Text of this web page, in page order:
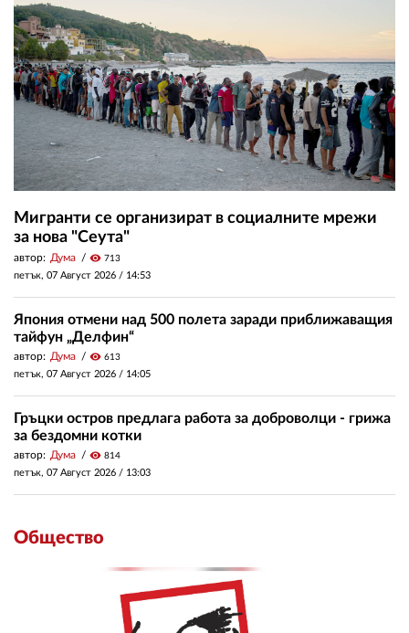
Мигранти се организират в социалните мрежи
за нова "Сеута"
автор: Дума visibility 713
петък, 07 Август 2026 / 14:53
Япония отмени над 500 полета заради приближаващия
тайфун „Делфин“
автор: Дума visibility 613
петък, 07 Август 2026 / 14:05
Гръцки остров предлага работа за доброволци - грижа
за бездомни котки
автор: Дума visibility 814
петък, 07 Август 2026 / 13:03
Общество